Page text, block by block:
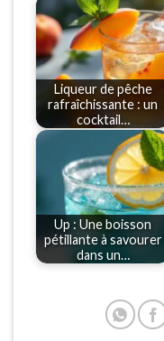
Liqueur de pêche
rafraîchissante : un
cocktail…
Up : Une boisson
pétillante à savourer
dans un…